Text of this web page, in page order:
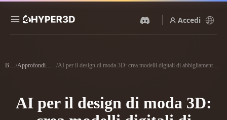
Accedi
Rodin ChatAvatar
Funzionalità
Carica un'immagine, ottieni
un oggetto 3D all'istante.
Dal prompt di testo
Prezzi
Blog/ Approfondimenti / AI per il design di moda 3D: crea modelli digitali di abbigliamento (2026)
AI per il design di moda 3D: